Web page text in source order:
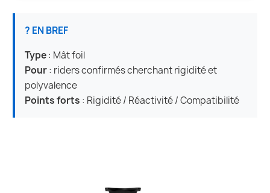
? EN BREF
Type: Mât foil
Pour: riders confirmés cherchant rigidité et
polyvalence
Points forts : Rigidité / Réactivité / Compatibilité